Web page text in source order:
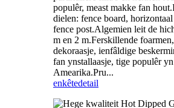
populêr, meast makke fan
dielen: fence board,
fence post.Algemien leit de
m en 2 m.Ferskillende
dekoraasje, ienfâldige
fan ynstallaasje, tige populêr yn
Amearika.Pru...
enkêtedetail